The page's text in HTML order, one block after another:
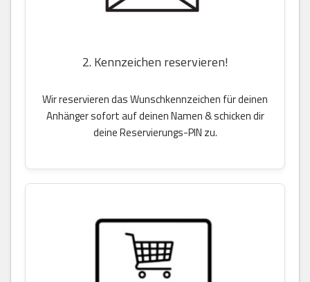
2. Kennzeichen reservieren!
Wir reservieren das Wunschkennzeichen für deinen
Anhänger sofort auf deinen Namen & schicken dir
deine Reservierungs-PIN zu.